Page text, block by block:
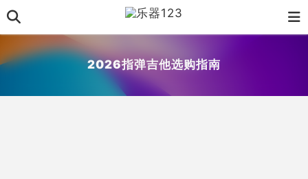
2026指弹吉他选购指南